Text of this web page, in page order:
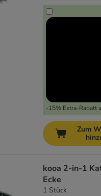
-15% Extra-Rabatt
Zum
kooa 2-in-1
Ecke
1 Stück